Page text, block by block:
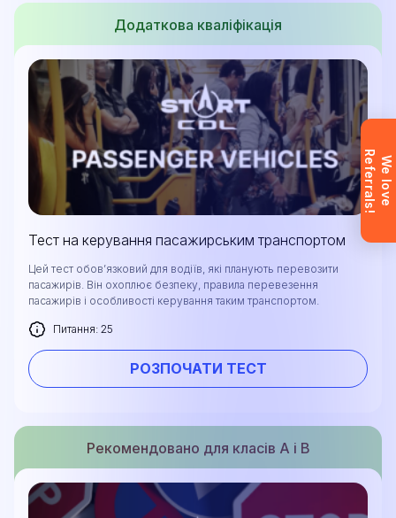
Додаткова кваліфікація
Тест на керування пасажирським транспортом
Цей тест обов’язковий для водіїв, які планують перевозити
пасажирів. Він охоплює безпеку, правила перевезення
пасажирів і особливості керування таким транспортом.
Питання: 25
РОЗПОЧАТИ ТЕСТ
Рекомендовано для класів A і B
підтримка доступна англійською, українською
та російською мовами.
Запит надіслано
Заявку надіслано. Ми скоро
зв’яжемося з вами, щоб відповісти
на всі запитання.
Не хочете чекати? Зареєструйтесь
і одразу отримайте доступ (після
підтвердження пошти).
Ознайомтесь
W
e
l
o
v
e
Re
f
e
r
r
a
l
s
!